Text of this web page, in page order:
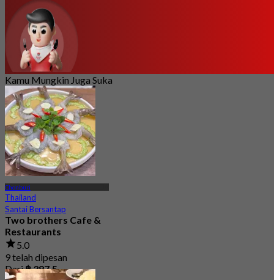
Kamu Mungkin Juga Suka
Chonburi
Thailand
Santai Bersantap
Two brothers Cafe &
Restaurants
5.0
9 telah dipesan
Dari฿ 387.5